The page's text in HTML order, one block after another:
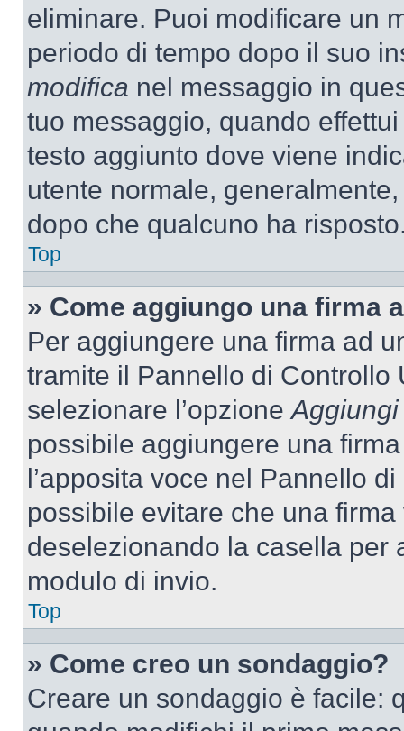
eliminare. Puoi modificare un
periodo di tempo dopo il suo
modifica nel messaggio in
tuo messaggio, quando
testo aggiunto dove viene
utente normale,
dopo che qualcuno ha
Top
» Come aggiungo una firma
Per aggiungere una firma ad
tramite il Pannello di Controllo
selezionare l’opzione
possibile aggiungere una
l’apposita voce nel Pannello
possibile evitare che una
deselezionando la casella per
modulo di invio.
Top
» Come creo un sondaggio?
Creare un sondaggio è facile: